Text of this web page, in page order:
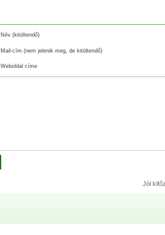
Név (kitöltendő)
Mail-cím (nem jelenik meg, de kitöltendő)
Weboldal címe
Jól